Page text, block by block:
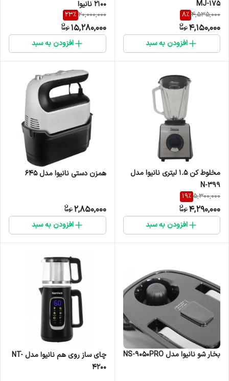
MJ-175
4,535,000
8%
4,150,000
افزودن به سبد
2100 نانیوا
20,000,000
23%
15,280,000
افزودن به سبد
مخلوط کن ۱.۵ لیتری نانیوا مدل
N-399
5,300,000
19%
4,290,000
افزودن به سبد
همزن دستی نانیوا مدل 645
2,850,000
افزودن به سبد
بخار شو نانیوا مدل NS-9050PRO
چای ساز روی هم نانیوا مدل NT-
4200